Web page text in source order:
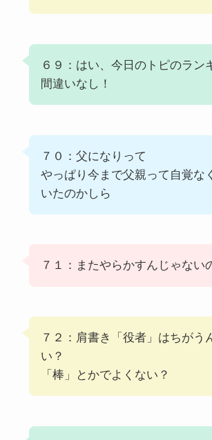
６９：はい、今日のトピのラン
間違いなし！
７０：父になりって
やっぱり今まで父親って自覚な
いたのかしら
７１：またやらかすんじゃない
７２：肩書き「役者」はちがう
い？
「棒」とかでよくない？